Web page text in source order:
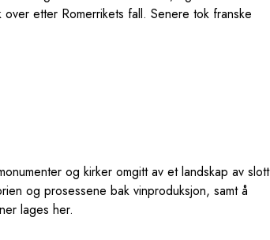
etter Romerrikets fall. Senere tok franske
og kirker omgitt av et landskap av slott
og prosessene bak vinproduksjon, samt å
lages her.